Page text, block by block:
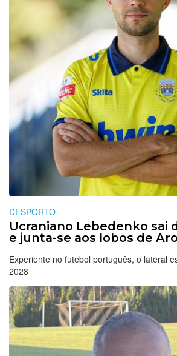
DESPORTO
Ucraniano Lebedenko sai
e junta-se aos lobos de
Experiente no futebol português, o lateral
2028